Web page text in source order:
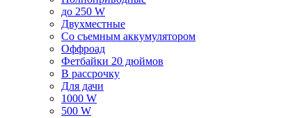
до 250 W
Двухместные
Со съемным аккумулятором
Оффроад
Фетбайки 20 дюймов
В рассрочку
Для дачи
1000 W
500 W